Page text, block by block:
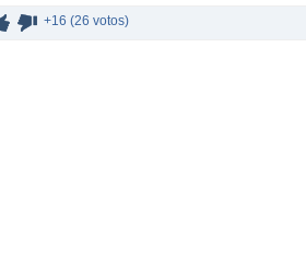
+16 (26 votos)